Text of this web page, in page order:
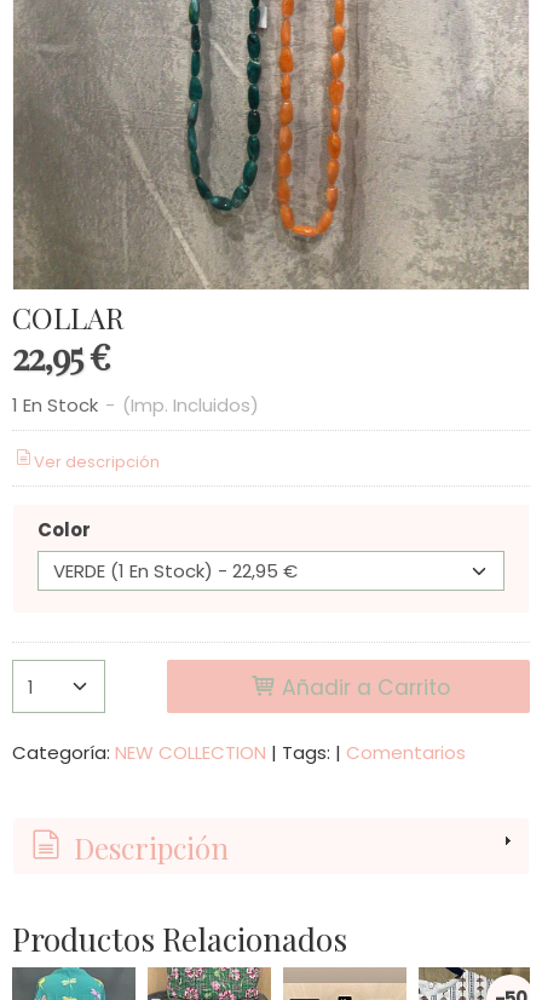
COLLAR
22,95 €
1 En Stock - (Imp. Incluidos)
Ver descripción
Color
Añadir a Carrito
Categoría: NEW COLLECTION | Tags: | Comentarios
Descripción
Productos Relacionados